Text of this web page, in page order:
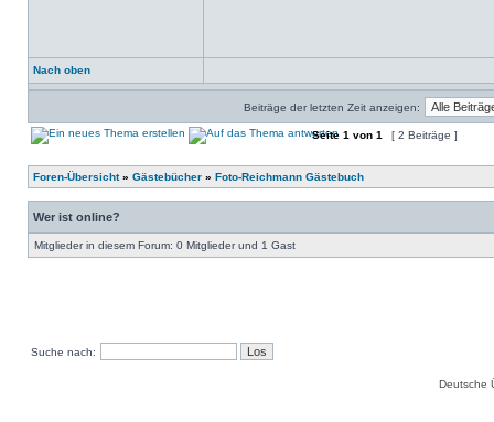
Nach oben
Beiträge der letzten Zeit anzeigen:
Seite 1 von 1 [ 2 Beiträge ]
Foren-Übersicht» Gästebücher » Foto-Reichmann Gästebuch
Wer ist online?
Mitglieder in diesem Forum: 0 Mitglieder und 1 Gast
Suche nach:
Deutsche